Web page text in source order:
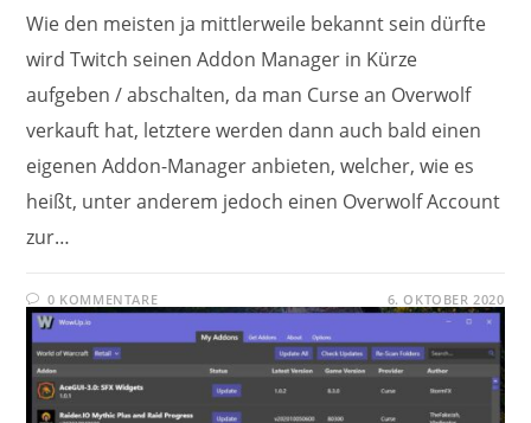
Wie den meisten ja mittlerweile bekannt sein dürfte
wird Twitch seinen Addon Manager in Kürze
aufgeben / abschalten, da man Curse an Overwolf
verkauft hat, letztere werden dann auch bald einen
eigenen Addon-Manager anbieten, welcher, wie es
heißt, unter anderem jedoch einen Overwolf Account
zur…
0 KOMMENTARE 6. OKTOBER 2020